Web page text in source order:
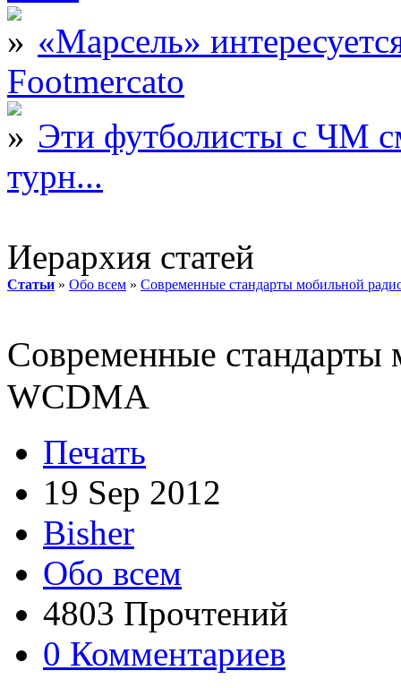
«Марсель»
Footmercato
Эти футболисты с ЧМ
турн...
Иерархия статей
Статьи » Обо всем » Современные стандарты мобильной
Современные стандарты
WCDMA
Печать
19 Sep 2012
Bisher
Обо всем
4803 Прочтений
0 Комментариев